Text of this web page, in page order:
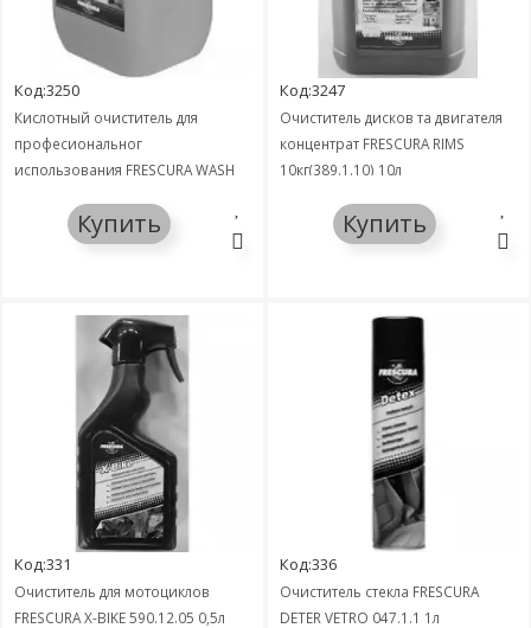
Код:3250
Кислотный очиститель для
професиональног
использования FRESCURA WASH
Купить
Код:3247
Очиститель дисков та двигателя
концентрат FRESCURA RIMS
10кг(389.1.10) 10л
Купить
Код:331
Очиститель для мотоциклов
FRESCURA X-BIKE 590.12.05 0,5л
Код:336
Очиститель стекла FRESCURA
DETER VETRO 047.1.1 1л